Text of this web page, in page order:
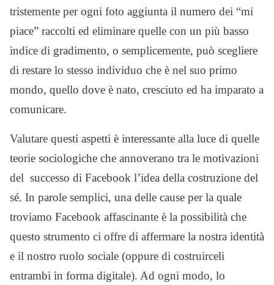
tristemente per ogni foto aggiunta il numero dei “mi
piace” raccolti ed eliminare quelle con un più basso
indice di gradimento, o semplicemente, può scegliere
di restare lo stesso individuo che è nel suo primo
mondo, quello dove è nato, cresciuto ed ha imparato a
comunicare.
Valutare questi aspetti è interessante alla luce di quelle
teorie sociologiche che annoverano tra le motivazioni
del successo di Facebook l’idea della costruzione del
sé. In parole semplici, una delle cause per la quale
troviamo Facebook affascinante è la possibilità che
questo strumento ci offre di affermare la nostra identità
e il nostro ruolo sociale (oppure di costruirceli
entrambi in forma digitale). Ad ogni modo, lo